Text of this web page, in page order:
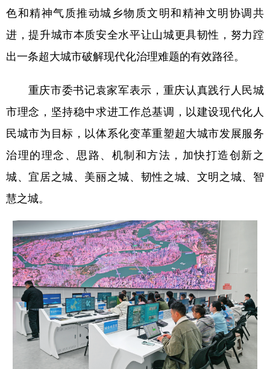
色和精神气质推动城乡物质文明和精神文明协调共
进，提升城市本质安全水平让山城更具韧性，努力蹚
出一条超大城市破解现代化治理难题的有效路径。
重庆市委书记袁家军表示，重庆认真践行人民城
市理念，坚持稳中求进工作总基调，以建设现代化人
民城市为目标，以体系化变革重塑超大城市发展服务
治理的理念、思路、机制和方法，加快打造创新之
城、宜居之城、美丽之城、韧性之城、文明之城、智
慧之城。